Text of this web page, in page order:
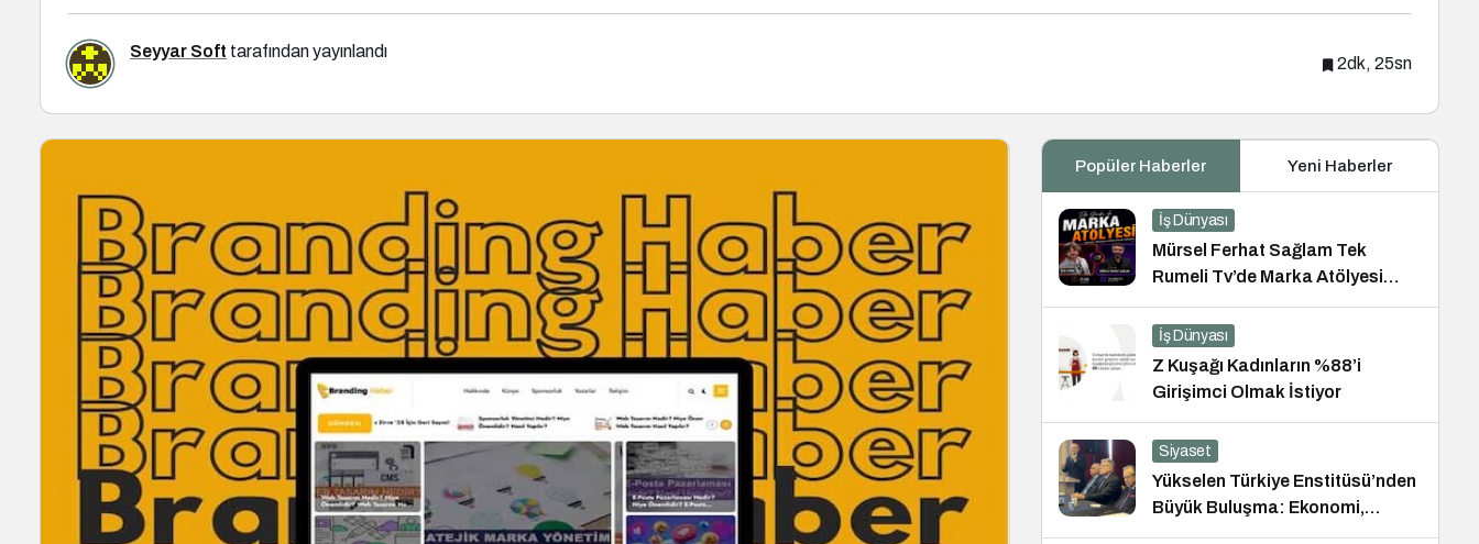
Seyyar Soft tarafından yayınlandı
2dk, 25sn
Popüler Haberler Yeni Haberler
İş Dünyası
Mürsel Ferhat Sağlam Tek
Rumeli Tv’de Marka Atölyesi
Programına Konuk Oldu
İş Dünyası
Z Kuşağı Kadınların %88’i
Girişimci Olmak İstiyor
Siyaset
Yükselen Türkiye Enstitüsü’nden
Büyük Buluşma: Ekonomi,
Güvenlik Politikaları ve Hukuk